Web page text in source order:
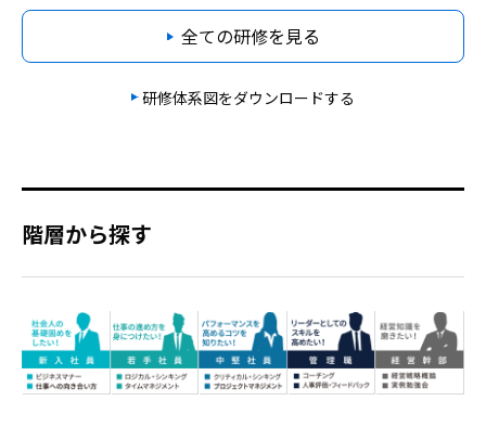
全ての研修を見る
研修体系図をダウンロードする
階層から探す